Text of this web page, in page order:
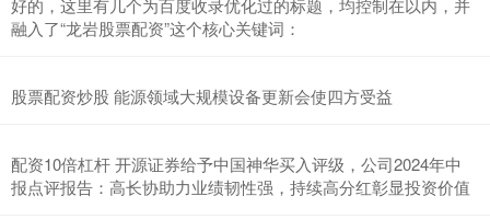
好的，这里有几个为百度收录优化过的标题，均控制在以内，并
融入了“龙岩股票配资”这个核心关键词：
股票配资炒股 能源领域大规模设备更新会使四方受益
配资10倍杠杆 开源证券给予中国神华买入评级，公司2024年中
报点评报告：高长协助力业绩韧性强，持续高分红彰显投资价值